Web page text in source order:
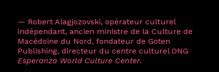
— Robert Alagjozovski, opérateur culturel
indépendant, ancien ministre de la Culture de
Macédoine du Nord, fondateur de Goten
Publishing, directeur du centre culturel ONG
Esperanza World Culture Center.